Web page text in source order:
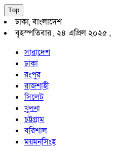
Top
ঢাকা, বাংলাদেশ
বৃহস্পতিবার , ২৪ এপ্রিল ২০২৫ ,
সারাদেশ
ঢাকা
রংপুর
রাজশাহী
সিলেট
খুলনা
চট্টগ্রাম
বরিশাল
ময়মনসিংহ